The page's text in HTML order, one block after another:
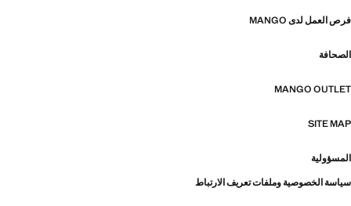
فرص العمل لدى MANGO
الصحافة
MANGO OUTLET
SITE MAP
المسؤولية
سياسة الخصوصية وملفات تعريف الارتباط